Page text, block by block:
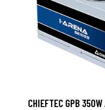
CHIEFTEC GPB